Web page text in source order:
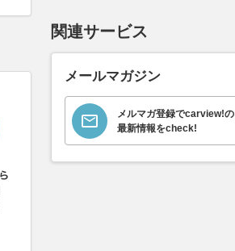
関連サービス
メールマガジン
メルマガ登録でcarview!の
最新情報をcheck!